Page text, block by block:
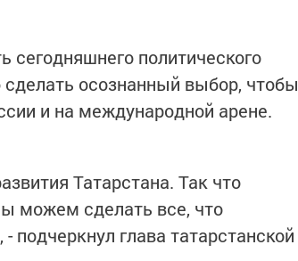
политического
осознанный выбор, чтобы
и на международной арене.
Татарстана. Так что
можем сделать все, что
глава татарстанской